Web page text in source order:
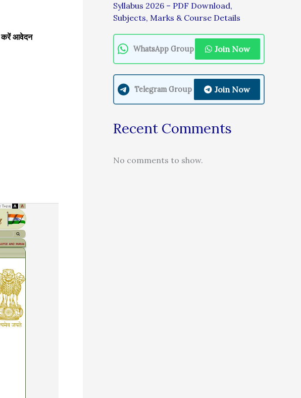
करें आवेदन
Syllabus 2026 – PDF Download,
Subjects, Marks & Course Details
WhatsApp Group Join Now
Telegram Group Join Now
Recent Comments
No comments to show.